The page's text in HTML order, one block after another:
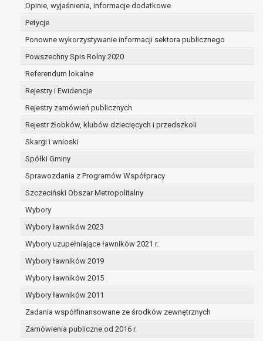
Opinie, wyjaśnienia, informacje dodatkowe
Petycje
Ponowne wykorzystywanie informacji sektora publicznego
Powszechny Spis Rolny 2020
Referendum lokalne
Rejestry i Ewidencje
Rejestry zamówień publicznych
Rejestr żłobków, klubów dziecięcych i przedszkoli
Skargi i wnioski
Spółki Gminy
Sprawozdania z Programów Współpracy
Szczeciński Obszar Metropolitalny
Wybory
Wybory ławników 2023
Wybory uzupełniające ławników 2021 r.
Wybory ławników 2019
Wybory ławników 2015
Wybory ławników 2011
Zadania współfinansowane ze środków zewnętrznych
Zamówienia publiczne od 2016 r.
osobą, której dane dotyczą lub na podstawie
przetwarzanie odbywa się w sposób
prawo sprzeciwu wobec przetwarzania danych na
wobec przetwarzania danych osobowych, którego
w interesie publicznym lub w ramach
niezbędność przetwarzania do celów
uzasadnionych interesów realizowanych
przez stronę trzecią.
Z przyczyn związanych z Pani/Pana szczególną
osobowych, chyba że wykaże on istnienie ważnych
podstaw do przetwarzania, nadrzędnych wobec
osoby, której dane dotyczą, lub podstaw do
W przypadku gdy przetwarzanie danych osobowych
zgody osoby na przetwarzanie danych osobowych (art. 6
przysługuje Pani/Panu prawo do cofnięcia tej zgody w
Cofnięcie to nie ma wpływu na zgodność przetwarzania,
podstawie zgody przed jej cofnięciem.
Przysługuje Pani/Panu prawo wniesienia skargi do
niezgodne z prawem przetwarzanie Pani/Pana danych
administratora.